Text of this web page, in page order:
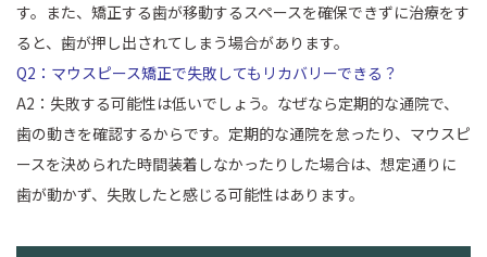
す。また、矯正する歯が移動するスペースを確保できずに治療をす
ると、歯が押し出されてしまう場合があります。
Q2：マウスピース矯正で失敗してもリカバリーできる？
A2：失敗する可能性は低いでしょう。なぜなら定期的な通院で、
歯の動きを確認するからです。定期的な通院を怠ったり、マウスピ
ースを決められた時間装着しなかったりした場合は、想定通りに
歯が動かず、失敗したと感じる可能性はあります。